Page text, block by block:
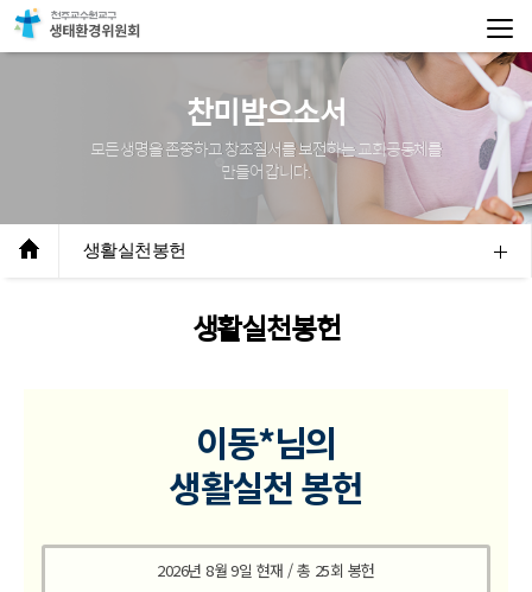
찬미받으소서
모든 생명을 존중하고 창조질서를 보전하는 교회공동체를
만들어 갑니다.
생활실천봉헌
생활실천봉헌
이동*님의
생활실천 봉헌
2026년 8월 9일 현재 / 총 25회 봉헌